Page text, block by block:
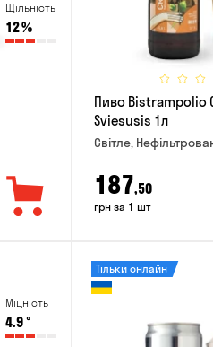
Щільність
12%
Пиво Bistrampolio
Sviesusis 1л
Світле,
187,50
грн за 1 шт
Міцність
4.9°
Тільки онлайн